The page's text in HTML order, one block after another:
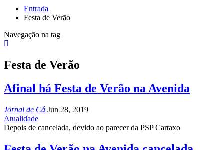
Entrada
Festa de Verão
Navegação na tag
Festa de Verão
Afinal há Festa de Verão na Avenida
Jornal de Cá Jun 28, 2019
Atualidade
Depois de cancelada, devido ao parecer da PSP Cartaxo